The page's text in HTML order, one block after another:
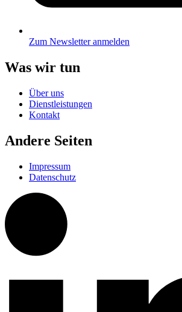
Zum Newsletter anmelden
Was wir tun
Über uns
Dienstleistungen
Kontakt
Andere Seiten
Impressum
Datenschutz